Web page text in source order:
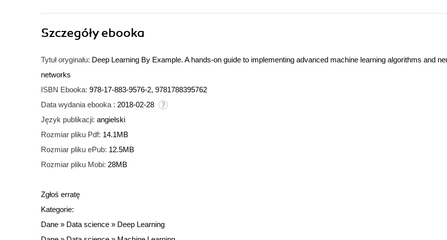
Szczegółyebooka
Tytuł oryginału: Deep Learning By Example. A hands-on guide to implementing advanced machine learning algorithms and
networks
ISBN Ebooka: 978-17-883-9576-2, 9781788395762
Data wydania ebooka : 2018-02-28
Język publikacji: angielski
Rozmiar pliku Pdf: 14.1MB
Rozmiar pliku ePub: 12.5MB
Rozmiar pliku Mobi: 28MB
Zgłoś erratę
Kategorie:
Dane » Data science » Deep Learning